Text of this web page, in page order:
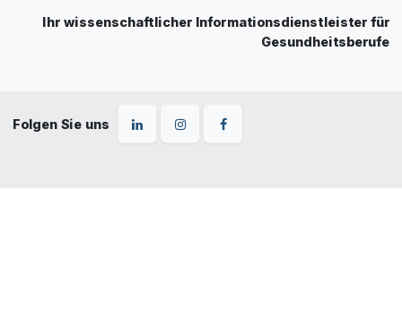
Ihr wissenschaftlicher Informationsdienstleister für
Gesundheitsberufe
Folgen Sie uns